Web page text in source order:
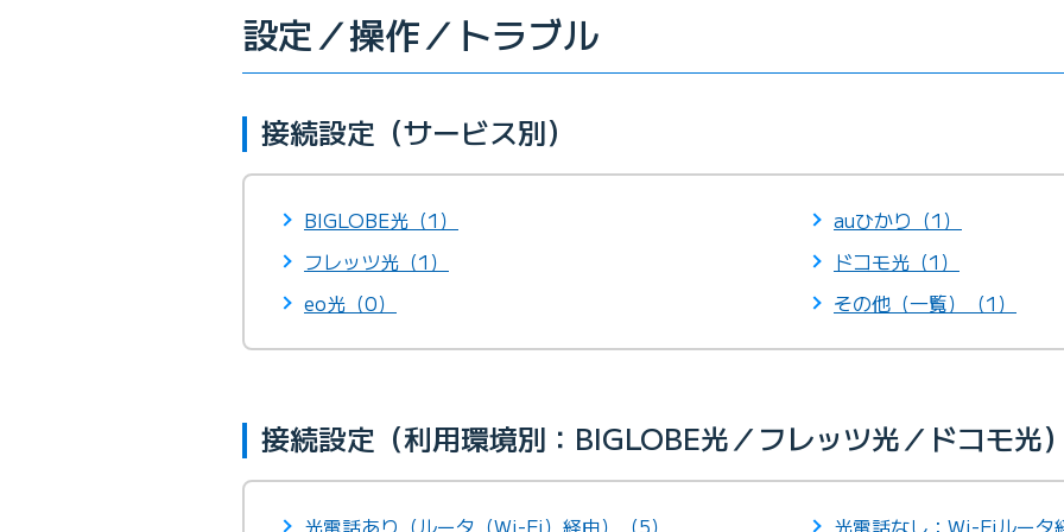
設定／操作／トラブル
接続設定（サービス別）
BIGLOBE光（1）
auひかり（1）
フレッツ光（1）
ドコモ光（1）
eo光（0）
その他（一覧）（1）
接続設定（利用環境別：BIGLOBE光／フレッツ光／ドコモ光）
光電話あり（ルータ（Wi-Fi）経由）（5）
光電話なし：Wi-Fiルータ